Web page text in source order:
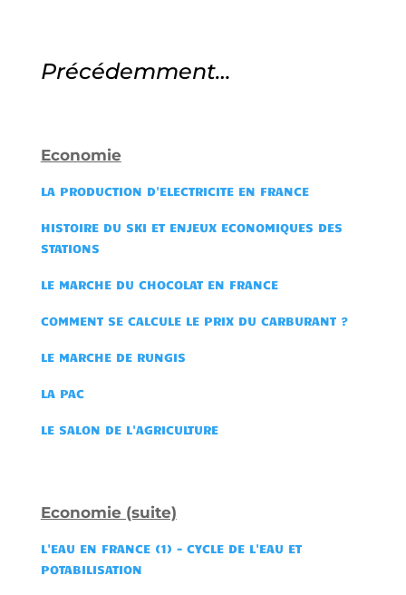
Précédemment…
Economie
LA PRODUCTION D'ELECTRICITE EN FRANCE
HISTOIRE DU SKI ET ENJEUX ECONOMIQUES DES
STATIONS
LE MARCHE DU CHOCOLAT EN FRANCE
COMMENT SE CALCULE LE PRIX DU CARBURANT ?
LE MARCHE DE RUNGIS
LA PAC
LE SALON DE L'AGRICULTURE
Economie (suite)
L'EAU EN FRANCE (1) - CYCLE DE L'EAU ET
POTABILISATION